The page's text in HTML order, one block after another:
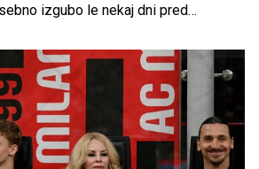
izgubo le nekaj dni pred